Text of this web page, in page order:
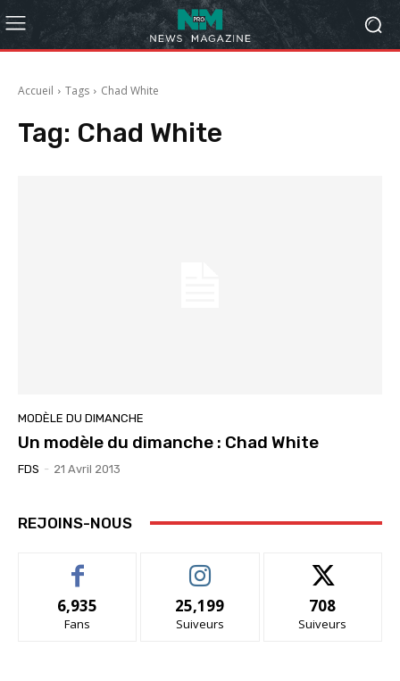
Accueil Tags Chad White
Tag: Chad White
MODÈLE DU DIMANCHE
Un modèle du dimanche : Chad White
FDS - 21 Avril 2013
REJOINS-NOUS
6,935
Fans
25,199
Suiveurs
708
Suiveurs